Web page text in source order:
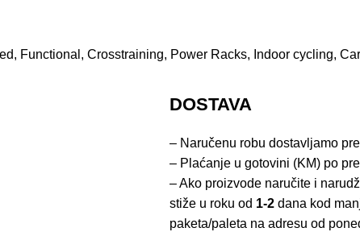
Functional, Crosstraining, Power Racks, Indoor cycling,
DOSTAVA
– Naručenu robu dostavljamo
– Plaćanje u gotovini (KM) po
– Ako proizvode naručite i
stiže u roku od 1-2 dana kod
paketa/paleta na adresu od